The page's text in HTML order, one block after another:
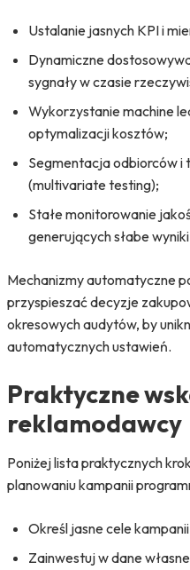
Ustalanie jasnych KPI i
Dynamiczne
sygnały w czasie
Wykorzystanie machine
optymalizacji kosztów;
Segmentacja odbiorców i
(multivariate testing);
Stałe monitorowanie
generujących słabe
Mechanizmy automatyczne
przyspieszać decyzje
okresowych audytów, by
automatycznych ustawień.
Praktyczne
reklamodawcy
Poniżej lista praktycznych
planowaniu kampanii
Określ jasne cele
Zainwestuj w dane